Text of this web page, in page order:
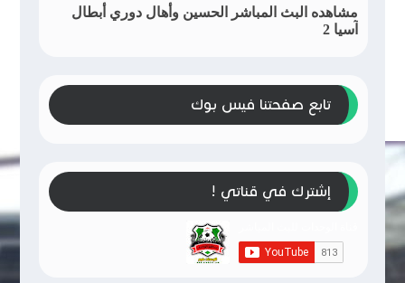
مشاهده البث المباشر الحسين وأهال دوري أبطال
آسيا 2
تابع صفحتنا فيس بوك
إشترك في قناتي !